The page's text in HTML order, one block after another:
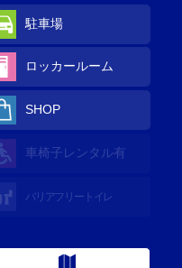
駐車場
ロッカールーム
SHOP
車椅子レンタル有
バリアフリートイレ